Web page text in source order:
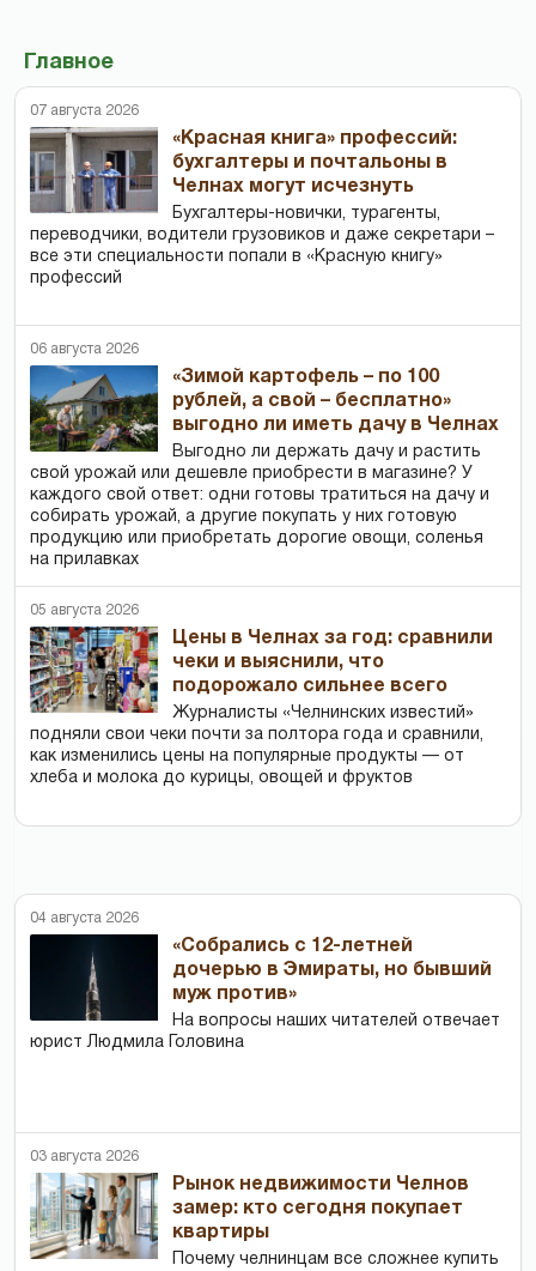
Главное
07 августа 2026
«Красная книга» профессий:
бухгалтеры и почтальоны в
Челнах могут исчезнуть
Бухгалтеры-новички, тур­агенты,
переводчики, водители грузовиков и даже секретари –
все эти специальности попали в «Красную книгу»
профессий
06 августа 2026
«Зимой картофель – по 100
рублей, а свой – бесплатно»
выгодно ли иметь дачу в Челнах
Выгодно ли держать дачу и растить
свой урожай или дешевле приобрести в магазине? У
каждого свой ответ: одни готовы тратиться на дачу и
собирать урожай, а другие покупать у них готовую
продукцию или приобретать дорогие овощи, соленья
на прилавках
05 августа 2026
Цены в Челнах за год: сравнили
чеки и выяснили, что
подорожало сильнее всего
Журналисты «Челнинских известий»
подняли свои чеки почти за полтора года и сравнили,
как изменились цены на популярные продукты — от
хлеба и молока до курицы, овощей и фруктов
04 августа 2026
«Собрались с 12-летней
дочерью в Эмираты, но бывший
муж против»
На вопросы наших читателей отвечает
юрист Людмила Головина
03 августа 2026
Рынок недвижимости Челнов
замер: кто сегодня покупает
квартиры
Почему челнинцам все сложнее купить